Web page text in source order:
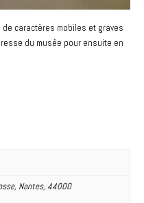
caractères mobiles et graves
du musée pour ensuite en
, Nantes, 44000